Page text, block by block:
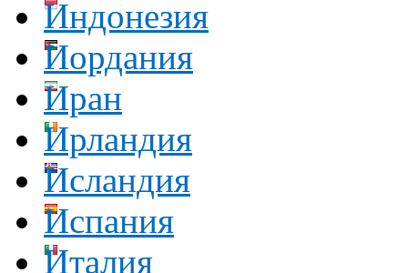
Индонезия
Иордания
Иран
Ирландия
Исландия
Испания
Италия